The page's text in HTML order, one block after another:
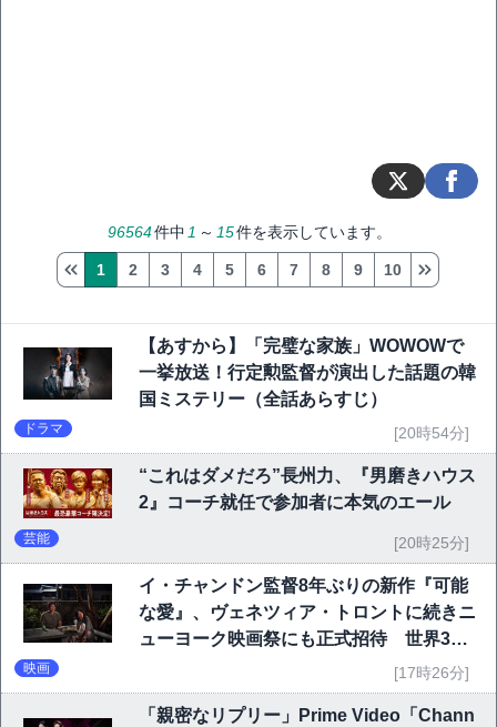
96564件中1 ～ 15件を表示しています。
1 2 3 4 5 6 7 8 9 10
【あすから】「完璧な家族」WOWOWで
一挙放送！行定勲監督が演出した話題の韓
国ミステリー（全話あらすじ）
ドラマ [20時54分]
“これはダメだろ”長州力、『男磨きハウス
2』コーチ就任で参加者に本気のエール
芸能 [20時25分]
イ・チャンドン監督8年ぶりの新作『可能
な愛』、ヴェネツィア・トロントに続きニ
ューヨーク映画祭にも正式招待 世界3大
映画 [17時26分]
「親密なリプリー」Prime Video「Chann